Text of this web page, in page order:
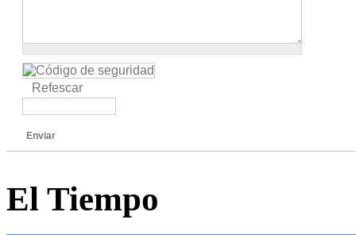
Refescar
Enviar
El Tiempo